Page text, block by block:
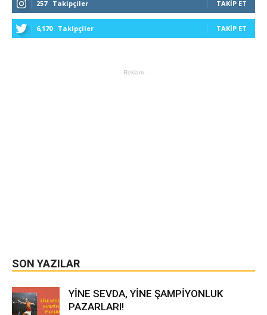
257 Takipçiler TAKIP ET
6,170 Takipçiler TAKIP ET
- Reklam -
SON YAZILAR
YİNE SEVDA, YİNE ŞAMPİYONLUK
PAZARLARI!